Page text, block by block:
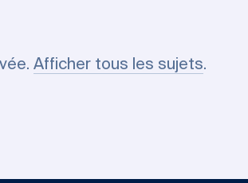
Afficher tous les sujets.